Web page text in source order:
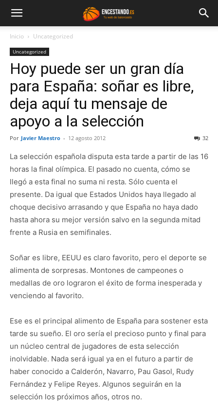
Inicio Uncategorized
Uncategorized
Hoy puede ser un gran día
para España: soñar es libre,
deja aquí tu mensaje de
apoyo a la selección
Por Javier Maestro - 12 agosto 2012 32
La selección española disputa esta tarde a partir de las 16
horas la final olímpica. El pasado no cuenta, cómo se
llegó a esta final no suma ni resta. Sólo cuenta el
presente. Da igual que Estados Unidos haya llegado al
choque decisivo arrasando y que España no haya dado
hasta ahora su mejor versión salvo en la segunda mitad
frente a Rusia en semifinales.
Soñar es libre, EEUU es claro favorito, pero el deporte se
alimenta de sorpresas. Montones de campeones o
medallas de oro lograron el éxito de forma inesperada y
venciendo al favorito.
Ese es el principal alimento de España para sostener esta
tarde su sueño. El oro sería el precioso punto y final para
un núcleo central de jugadores de esta selección
inolvidable. Nada será igual ya en el futuro a partir de
haber conocido a Calderón, Navarro, Pau Gasol, Rudy
Fernández y Felipe Reyes. Algunos seguirán en la
selección los próximos años, otros no.